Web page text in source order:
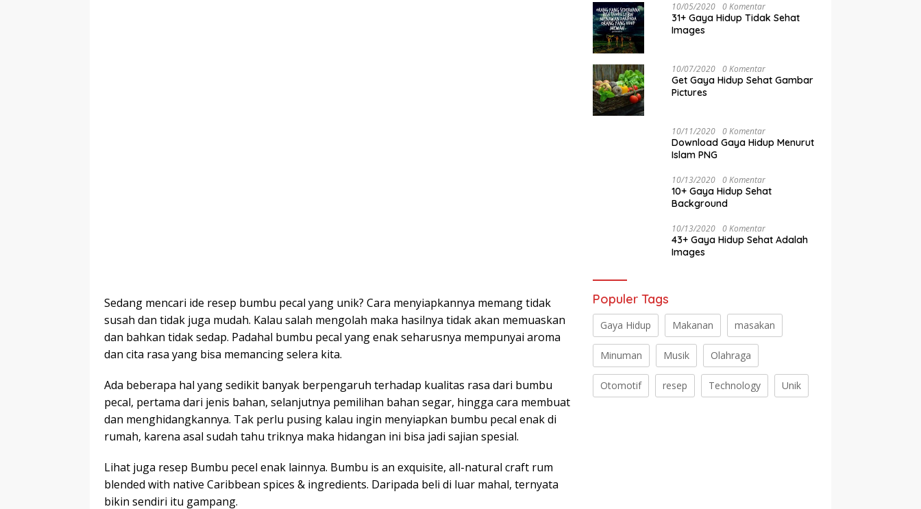
Sedang mencari ide resep bumbu pecal yang unik? Cara menyiapkannya memang tidak
susah dan tidak juga mudah. Kalau salah mengolah maka hasilnya tidak akan memuaskan
dan bahkan tidak sedap. Padahal bumbu pecal yang enak seharusnya mempunyai aroma
dan cita rasa yang bisa memancing selera kita.
Ada beberapa hal yang sedikit banyak berpengaruh terhadap kualitas rasa dari bumbu
pecal, pertama dari jenis bahan, selanjutnya pemilihan bahan segar, hingga cara membuat
dan menghidangkannya. Tak perlu pusing kalau ingin menyiapkan bumbu pecal enak di
rumah, karena asal sudah tahu triknya maka hidangan ini bisa jadi sajian spesial.
Lihat juga resep Bumbu pecel enak lainnya. Bumbu is an exquisite, all-natural craft rum
blended with native Caribbean spices & ingredients. Daripada beli di luar mahal, ternyata
bikin sendiri itu gampang.
10/05/2020 0 Komentar
31+ Gaya Hidup Tidak Sehat
Images
10/07/2020 0 Komentar
Get Gaya Hidup Sehat Gambar
Pictures
10/11/2020 0 Komentar
Download Gaya Hidup Menurut
Islam PNG
10/13/2020 0 Komentar
10+ Gaya Hidup Sehat
Background
10/13/2020 0 Komentar
43+ Gaya Hidup Sehat Adalah
Images
Populer Tags
Gaya Hidup Makanan masakan
Minuman Musik Olahraga
Otomotif resep Technology Unik